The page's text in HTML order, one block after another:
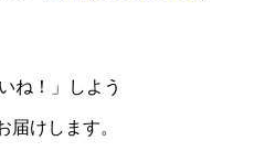
ね！」しよう
届けします。